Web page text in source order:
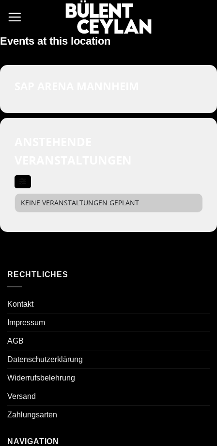
Inhalt
Events at this location
KEINE VERANSTALTUNGEN GEPLANT
RECHTLICHES
Kontakt
Impressum
AGB
Datenschutzerklärung
Widerrufsbelehrung
Versand
Zahlungsarten
NAVIGATION